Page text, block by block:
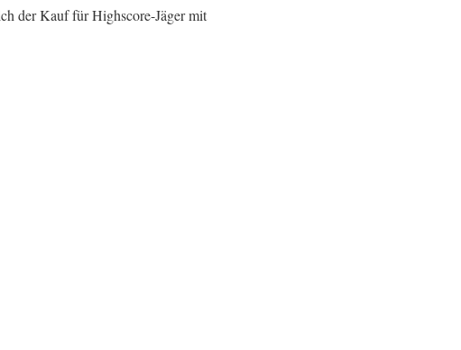
der Kauf für Highscore-Jäger mit